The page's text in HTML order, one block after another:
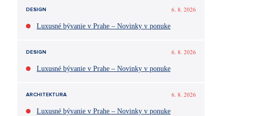
DESIGN 6. 8. 2026
Luxusné bývanie v Prahe – Novinky v ponuke
DESIGN 6. 8. 2026
Luxusné bývanie v Prahe – Novinky v ponuke
ARCHITEKTURA 6. 8. 2026
Luxusné bývanie v Prahe – Novinky v ponuke